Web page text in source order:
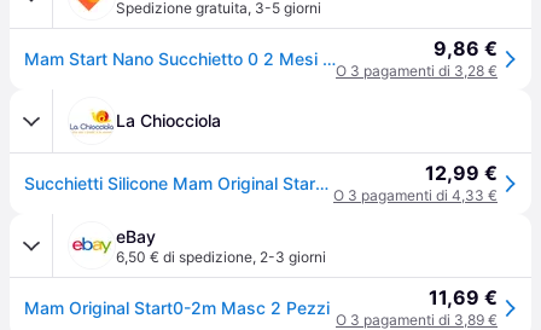
Spedizione gratuita, 3-5 giorni
Mam Start Nano Succhietto 0 2 Mesi Silicone Maschio 9,86 €
O 3 pagamenti di 3,28 €
La Chiocciola
Succhietti Silicone Mam Original Start 0-2m Conf. Doppia Maschio 12,99 €
O 3 pagamenti di 4,33 €
eBay
6,50 € di spedizione, 2-3 giorni
Mam Original Start0-2m Masc 2 Pezzi 11,69 €
O 3 pagamenti di 3,89 €